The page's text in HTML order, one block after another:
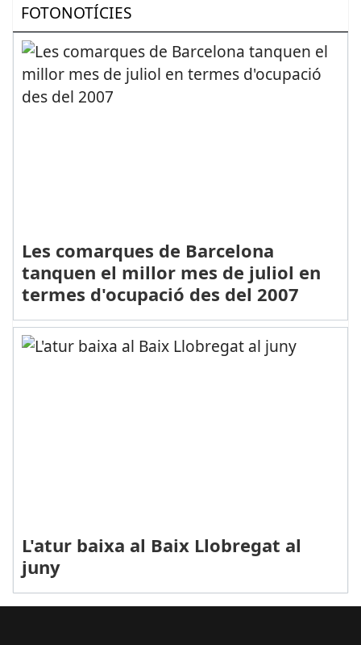
FOTONOTÍCIES
Les comarques de Barcelona
tanquen el millor mes de juliol en
termes d'ocupació des del 2007
L'atur baixa al Baix Llobregat al
juny